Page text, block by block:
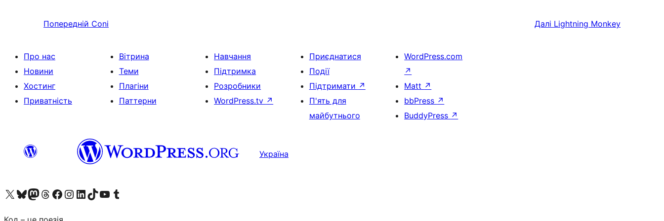
Попередній Coni Далі Lightning Monkey
Про нас
Новини
Хостинг
Приватність
Вітрина
Теми
Плагіни
Паттерни
Навчання
Підтримка
Розробники
WordPress.tv ↗
Приєднатися
Події
Підтримати ↗
П'ять для
майбутнього
WordPress.com
↗
Matt ↗
bbPress ↗
BuddyPress ↗
Україна
Visit our X (formerly Twitter) account
Visit our Bluesky account
Завітайте до нашої стрічки в Mastodon
Visit our Threads account
Завітайте на нашу сторінку в Facebook
Visit our Instagram account
Visit our LinkedIn account
Visit our TikTok account
Visit our YouTube channel
Visit our Tumblr account